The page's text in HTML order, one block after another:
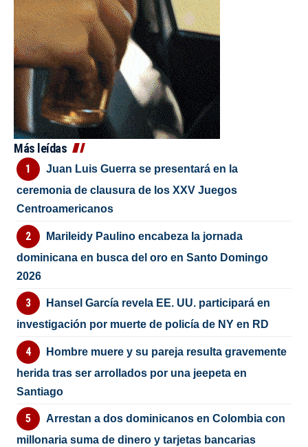
Más leídas
Juan Luis Guerra se presentará en la
ceremonia de clausura de los XXV Juegos
Centroamericanos
Marileidy Paulino encabeza la jornada
dominicana en busca del oro en Santo Domingo
2026
Hansel García revela EE. UU. participará en
investigación por muerte de policía de NY en RD
Hombre muere y su pareja resulta gravemente
herida tras ser arrollados por una jeepeta en
Santiago
Arrestan a dos dominicanos en Colombia con
millonaria suma de dinero y tarjetas bancarias